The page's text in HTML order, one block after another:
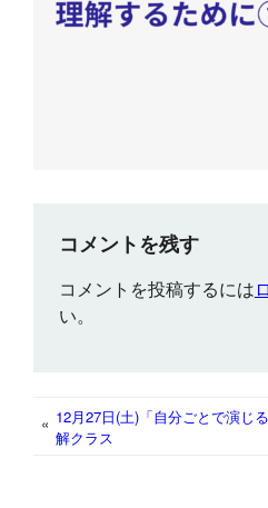
コメントを残す
コメントを投稿するには
い。
« 12月27日(土)「自分ごとで演じ
解クラス